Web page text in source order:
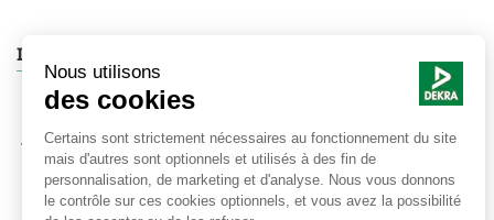
Instruments de laboratoire
Instruments de laboratoire de sécurité des
procédés
JCI Electrostatics Instruments